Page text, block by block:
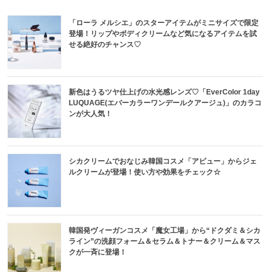
「ローラ メルシエ」のスターアイテムがミニサイズで限定
登場！リップやボディクリームなど気になるアイテムを試
せる絶好のチャンス♡
新色はうるツヤ仕上げの水光感レンズ♡「EverColor 1day
LUQUAGE(エバーカラーワンデールクアージュ)」のカラコ
ンが大人気！
シカクリームでおなじみ韓国コスメ「アピュー」からジェ
ルクリームが登場！使い方や効果をチェック☆
韓国発ヴィーガンコスメ「魔女工場」から“ドクダミ＆シカ
ライン”の洗顔フォーム＆セラム＆トナー＆クリーム＆マス
クが一斉に登場！